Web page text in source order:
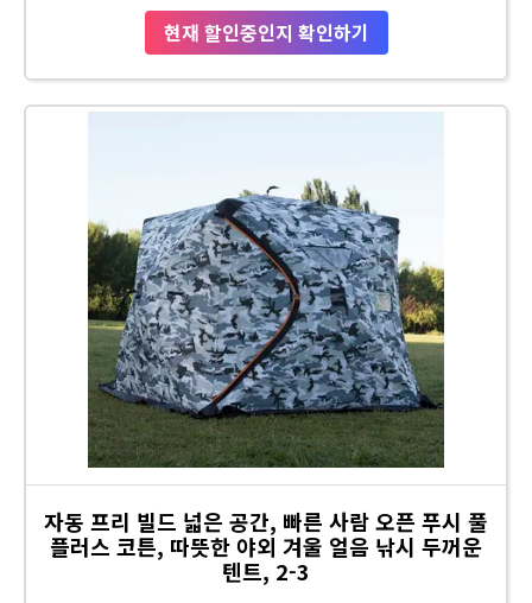
현재 할인중인지 확인하기
자동 프리 빌드 넓은 공간, 빠른 사람 오픈 푸시 풀
플러스 코튼, 따뜻한 야외 겨울 얼음 낚시 두꺼운
텐트, 2-3